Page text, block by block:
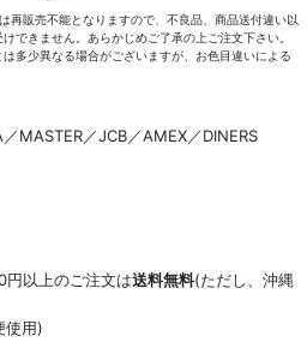
再販売不能となりますので、不良品、商品送付違い以
できません。あらかじめご了承の上ご注文下さい。
多少異なる場合がございますが、お色目違いによる
MASTER／JCB／AMEX／DINERS
以上のご注文は送料無料(ただし、沖縄
使用)